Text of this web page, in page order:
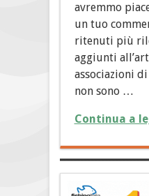
avremmo
un tuo
ritenuti più
aggiunti
associazioni
non sono …
Continua a